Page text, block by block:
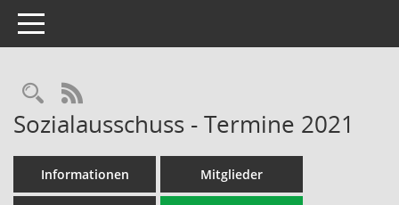
Toggle navigation
Rechercheauswahl
RSS-Feed
Sozialausschuss - Termine 2021
Informationen Mitglieder